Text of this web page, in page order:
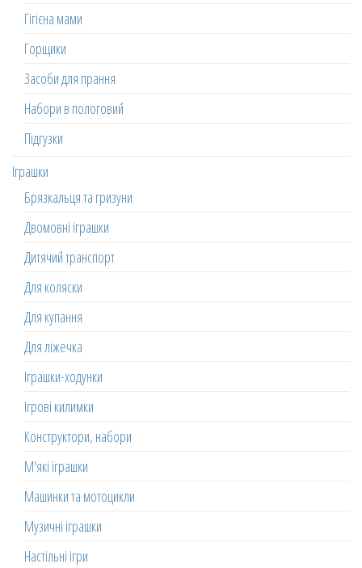
Гігієна мами
Горщики
Засоби для прання
Набори в пологовий
Підгузки
Іграшки
Брязкальця та гризуни
Двомовні іграшки
Дитячий транспорт
Для коляски
Для купання
Для ліжечка
Іграшки-ходунки
Ігрові килимки
Конструктори, набори
М'які іграшки
Машинки та мотоцикли
Музичні іграшки
Настільні ігри